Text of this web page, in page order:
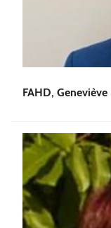
FAHD, Geneviève